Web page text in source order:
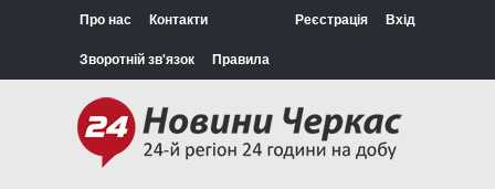
Про нас Контакти
Зворотній зв'язок Правила
Реєстрація Вхід